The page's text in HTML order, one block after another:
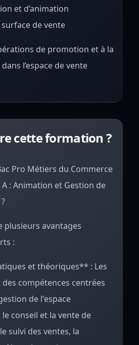
et d’animation
de vente
de promotion et à la
l’espace de vente
cette formation ?
Pro Métiers du Commerce
: Animation et Gestion de
avantages
:
et théoriques** : Les
compétences centrées
de l'espace
conseil et la vente de
suivi des ventes, la